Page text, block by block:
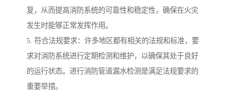
复，从而提高消防系统的可靠性和稳定性，确保在火灾
发生时能够正常发挥作用。
5. 符合法规要求：许多地区都有相关的法规和标准，要
求对消防系统进行定期检测和维护，以确保其处于良好
的运行状态。进行消防管道漏水检测是满足法规要求的
重要举措。